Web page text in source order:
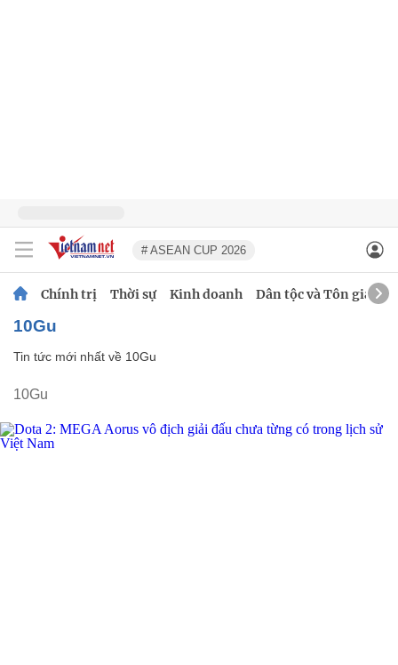
# ASEAN CUP 2026
Chính trị Thời sự Kinh doanh Dân tộc và Tôn giáo
10Gu
Tin tức mới nhất về 10Gu
10Gu